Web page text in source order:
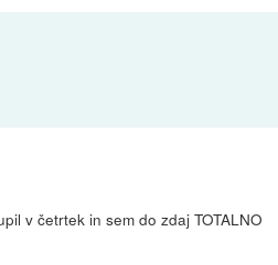
v četrtek in sem do zdaj TOTALNO